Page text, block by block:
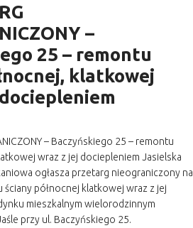
–
25 – remontu
klatkowej
– Baczyńskiego 25 – remontu
wraz z jej dociepleniem Jasielska
ogłasza przetarg nieograniczony na
północnej klatkowej wraz z jej
mieszkalnym wielorodzinnym
przy ul. Baczyńskiego 25.